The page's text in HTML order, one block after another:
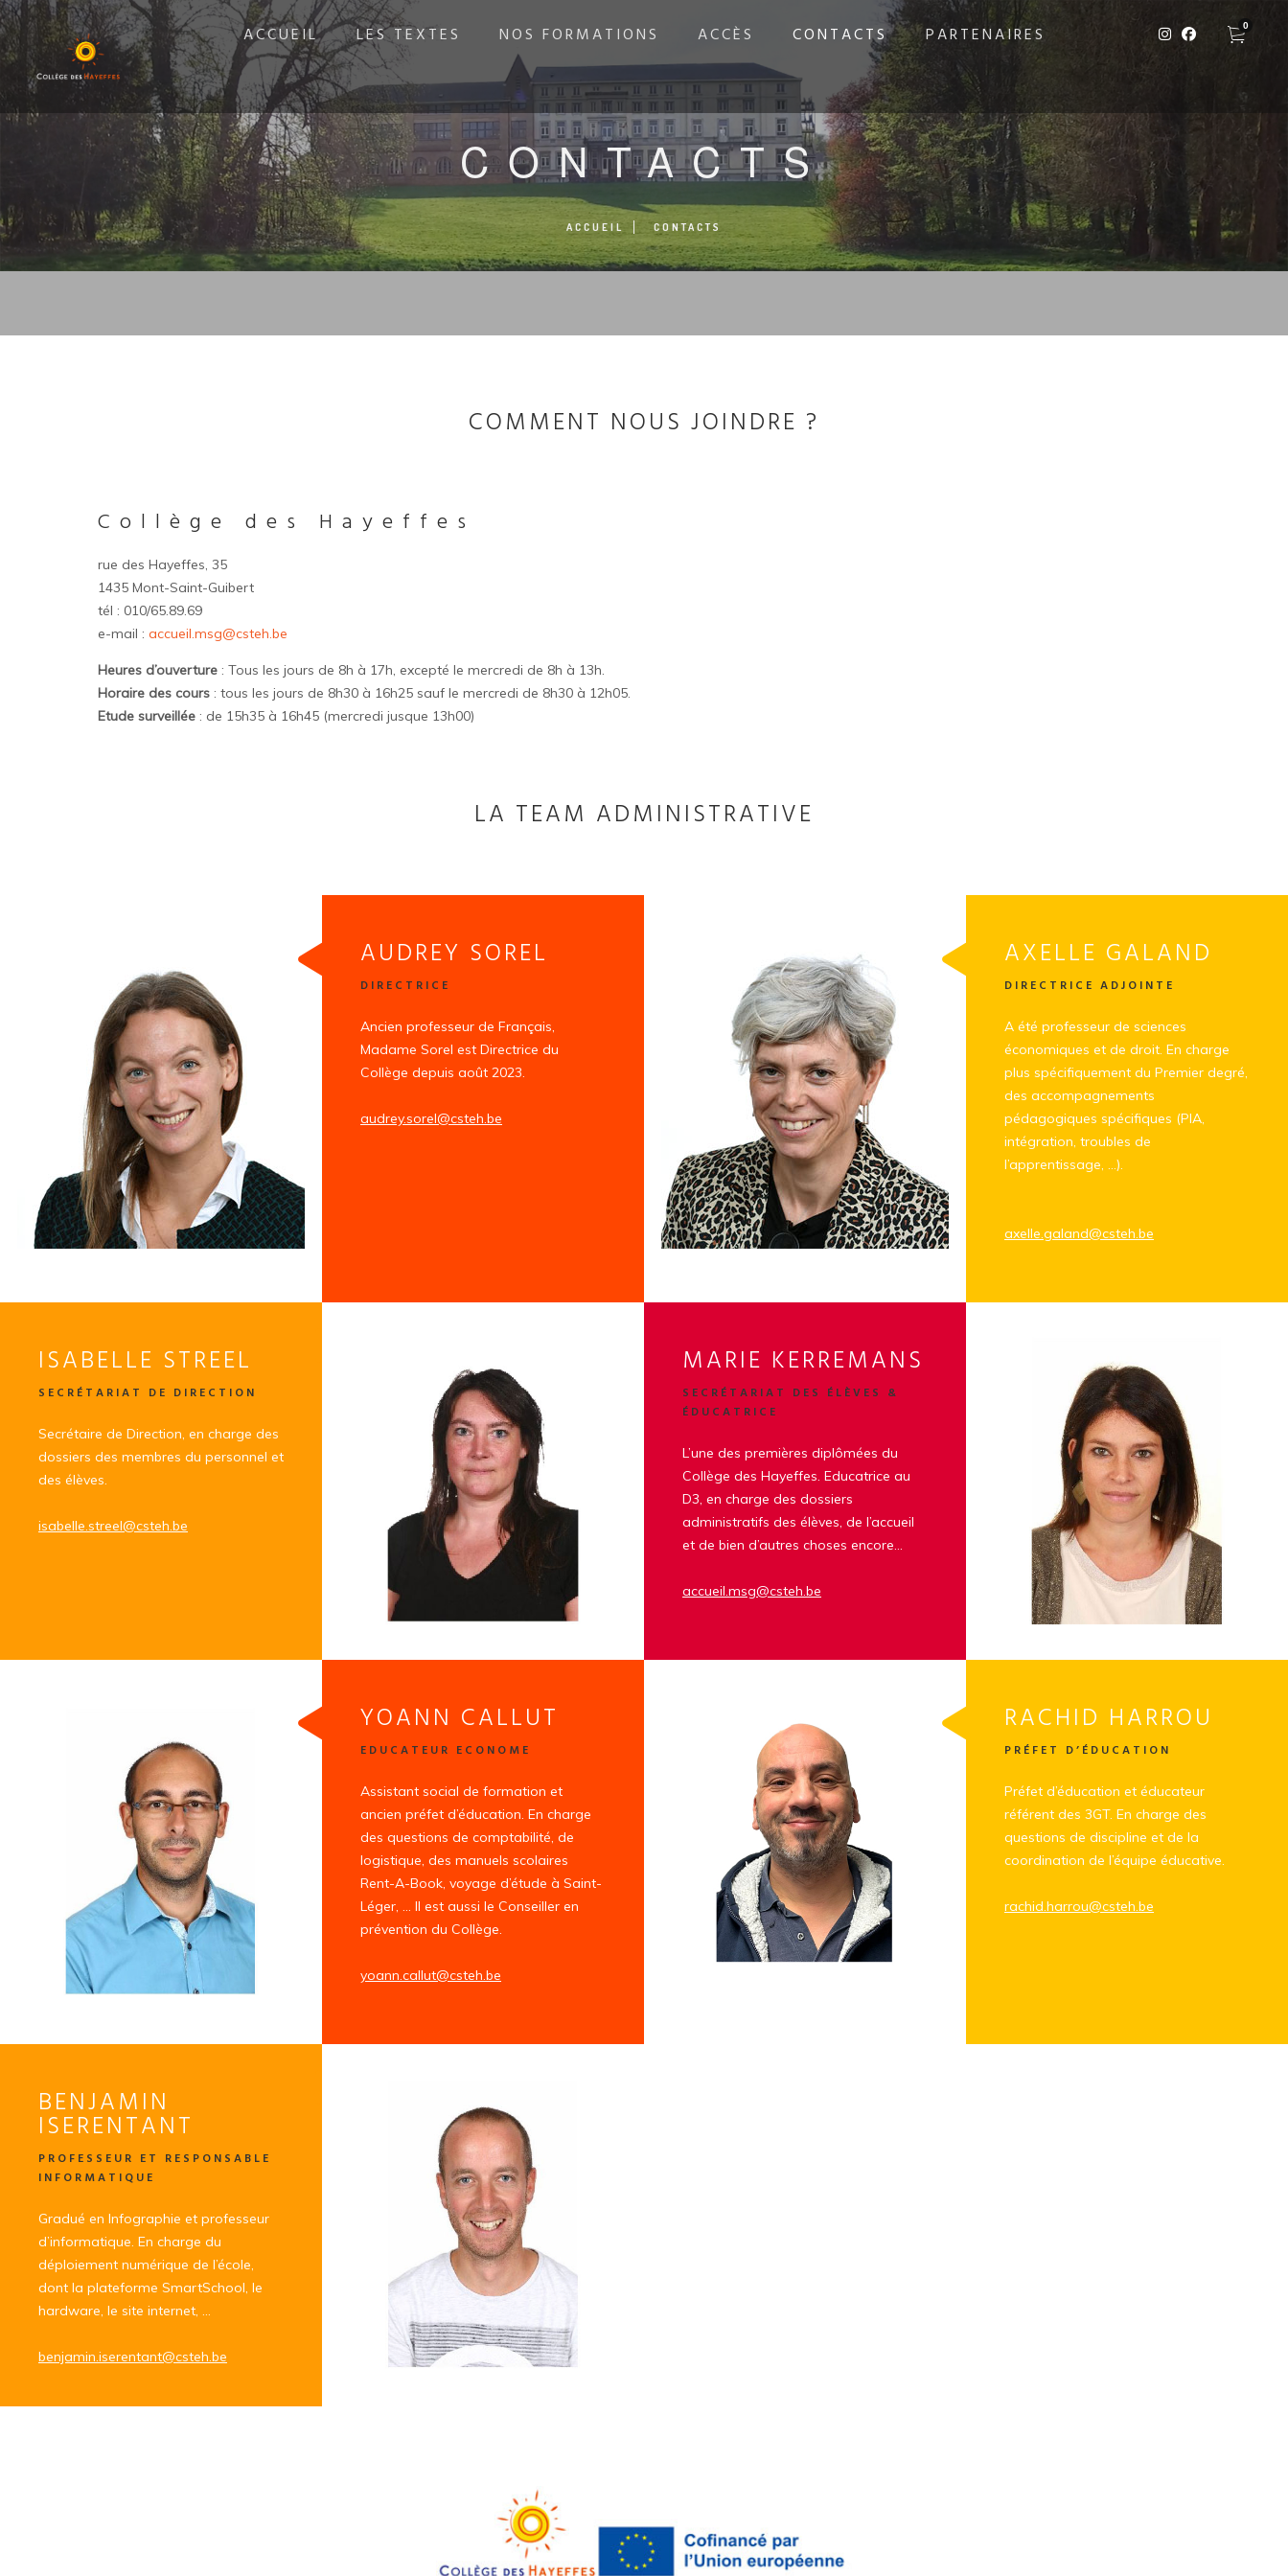
ACCUEIL LES TEXTES NOS FORMATIONS ACCÈS CONTACTS PARTENAIRES 0
CONTACTS
ACCUEIL CONTACTS
COMMENT NOUS JOINDRE ?
Collège des Hayeffes
rue des Hayeffes, 35
1435 Mont-Saint-Guibert
tél : 010/65.89.69
e-mail : accueil.msg@csteh.be
Heures d’ouverture : Tous les jours de 8h à 17h, excepté le mercredi de 8h à 13h.
Horaire des cours : tous les jours de 8h30 à 16h25 sauf le mercredi de 8h30 à 12h05.
Etude surveillée : de 15h35 à 16h45 (mercredi jusque 13h00)
LA TEAM ADMINISTRATIVE
AUDREY SOREL
DIRECTRICE
Ancien professeur de Français,
Madame Sorel est Directrice du
Collège depuis août 2023.
audrey.sorel@csteh.be
AXELLE GALAND
DIRECTRICE ADJOINTE
A été professeur de sciences
économiques et de droit. En charge
plus spécifiquement du Premier degré,
des accompagnements
pédagogiques spécifiques (PIA,
intégration, troubles de
l’apprentissage, …).
axelle.galand@csteh.be
ISABELLE STREEL
SECRÉTARIAT DE DIRECTION
Secrétaire de Direction, en charge des
dossiers des membres du personnel et
des élèves.
isabelle.streel@csteh.be
MARIE KERREMANS
SECRÉTARIAT DES ÉLÈVES &
ÉDUCATRICE
L’une des premières diplômées du
Collège des Hayeffes. Educatrice au
D3, en charge des dossiers
administratifs des élèves, de l’accueil
et de bien d’autres choses encore…
accueil.msg@csteh.be
YOANN CALLUT
EDUCATEUR ECONOME
Assistant social de formation et
ancien préfet d’éducation. En charge
des questions de comptabilité, de
logistique, des manuels scolaires
Rent-A-Book, voyage d’étude à Saint-
Léger, … Il est aussi le Conseiller en
prévention du Collège.
yoann.callut@csteh.be
RACHID HARROU
PRÉFET D’ÉDUCATION
Préfet d’éducation et éducateur
référent des 3GT. En charge des
questions de discipline et de la
coordination de l’équipe éducative.
rachid.harrou@csteh.be
BENJAMIN
ISERENTANT
PROFESSEUR ET RESPONSABLE
INFORMATIQUE
Gradué en Infographie et professeur
d’informatique. En charge du
déploiement numérique de l’école,
dont la plateforme SmartSchool, le
hardware, le site internet, …
benjamin.iserentant@csteh.be